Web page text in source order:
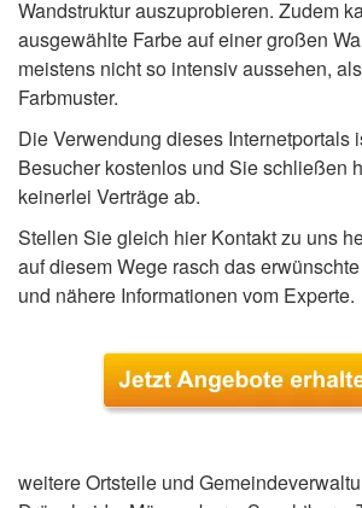
Wandstruktur auszuprobieren. Zudem
ausgewählte Farbe auf einer großen
meistens nicht so intensiv aussehen,
Farbmuster.
Die Verwendung dieses Internetportals
Besucher kostenlos und Sie schließen
keinerlei Verträge ab.
Stellen Sie gleich hier Kontakt zu uns
auf diesem Wege rasch das
und nähere Informationen vom Experte.
weitere Ortsteile und